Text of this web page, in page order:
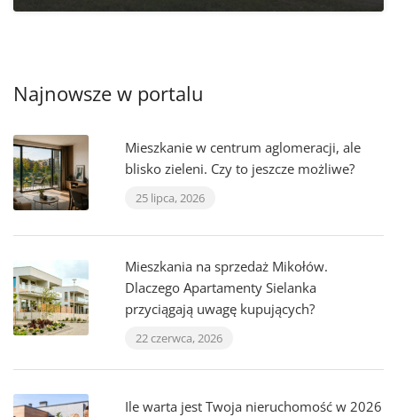
Najnowsze w portalu
Mieszkanie w centrum aglomeracji, ale
blisko zieleni. Czy to jeszcze możliwe?
25 lipca, 2026
Mieszkania na sprzedaż Mikołów.
Dlaczego Apartamenty Sielanka
przyciągają uwagę kupujących?
22 czerwca, 2026
Ile warta jest Twoja nieruchomość w 2026